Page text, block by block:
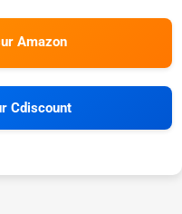
Amazon
Cdiscount